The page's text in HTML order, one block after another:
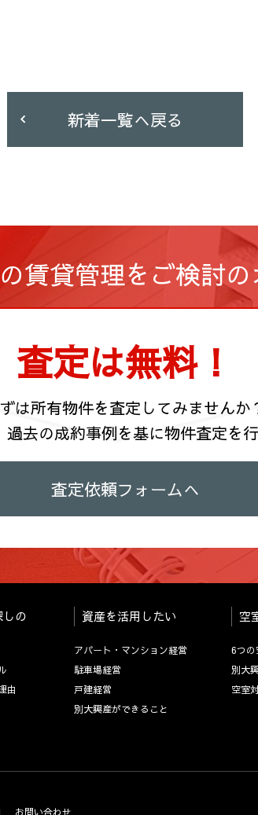
新着一覧へ戻る
賃貸管理をご検討
査定は無料！
は所有物件を査定してみませんか
過去の成約事例を基に物件査定を
査定依頼フォームへ
の
由
資産を活用したい
アパート・マンション経営
駐車場経営
戸建経営
別大興産ができること
空
6つの
別大
空室
お問い合わせ